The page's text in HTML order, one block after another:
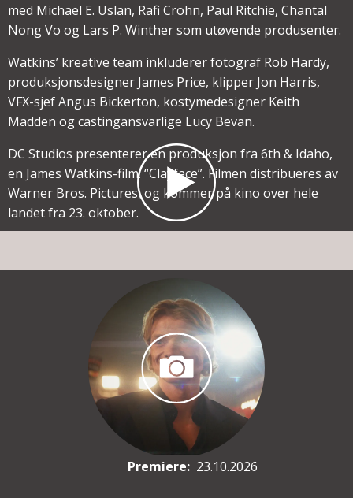
med Michael E. Uslan, Rafi Crohn, Paul Ritchie, Chantal
Nong Vo og Lars P. Winther som utøvende produsenter.
Watkins’ kreative team inkluderer fotograf Rob Hardy,
produksjonsdesigner James Price, klipper Jon Harris,
VFX-sjef Angus Bickerton, kostymedesigner Keith
Madden og castingansvarlige Lucy Bevan.
DC Studios presenterer en produksjon fra 6th & Idaho,
en James Watkins-film: “Clayface”. Filmen distribueres av
Warner Bros. Pictures, og kommer på kino over hele
landet fra 23. oktober.
Premiere: 23.10.2026